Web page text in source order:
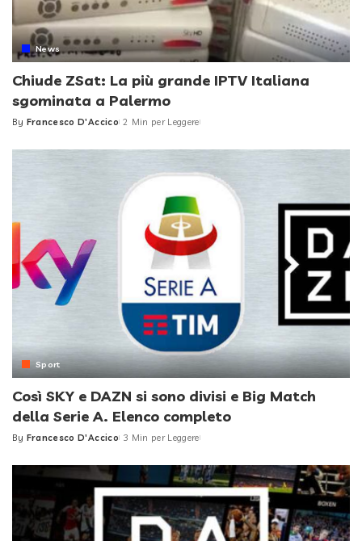
News
Chiude ZSat: La più grande IPTV Italiana
sgominata a Palermo
Posted
By Francesco D'Accico 2 Min per Leggere
Sport
Così SKY e DAZN si sono divisi e Big Match
della Serie A. Elenco completo
Posted
By Francesco D'Accico 3 Min per Leggere